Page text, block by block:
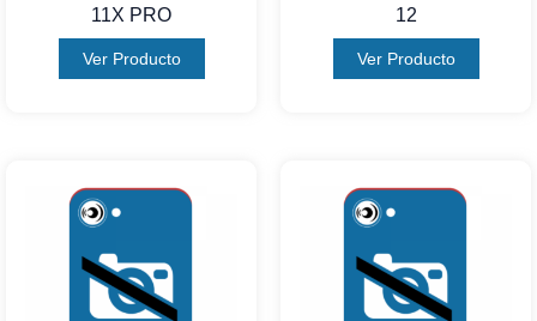
11X PRO
Ver Producto
12
Ver Producto